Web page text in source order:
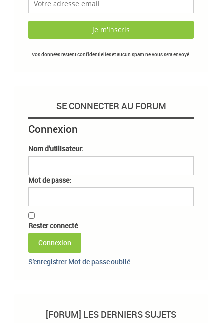
Vos données restent confidentielles et aucun spam ne vous sera envoyé.
SE CONNECTER AU FORUM
Connexion
Nom d'utilisateur:
Mot de passe:
Rester connecté
Connexion
S'enregistrer Mot de passe oublié
[FORUM] LES DERNIERS SUJETS